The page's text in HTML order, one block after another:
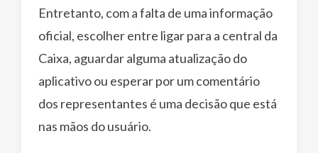
Entretanto, com a falta de uma informação
oficial, escolher entre ligar para a central da
Caixa, aguardar alguma atualização do
aplicativo ou esperar por um comentário
dos representantes é uma decisão que está
nas mãos do usuário.